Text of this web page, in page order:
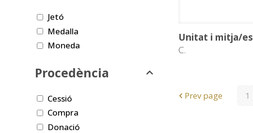
Unitat i mitja/es
C.
Prev page 1
Jetó
Medalla
Moneda
Procedència
Cessió
Compra
Donació